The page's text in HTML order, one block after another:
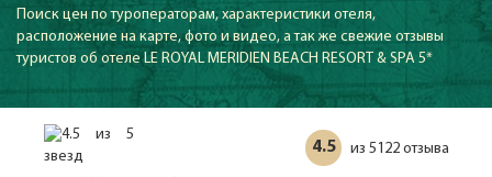
Поиск цен по туроператорам, характеристики отеля,
расположение на карте, фото и видео, а так же свежие отзывы
туристов об отеле LE ROYAL MERIDIEN BEACH RESORT & SPA 5*
4.5 из 5122 отзыва